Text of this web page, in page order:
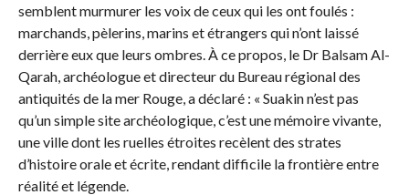
semblent murmurer les voix de ceux qui les ont foulés :
marchands, pèlerins, marins et étrangers qui n’ont laissé
derrière eux que leurs ombres. À ce propos, le Dr Balsam Al-
Qarah, archéologue et directeur du Bureau régional des
antiquités de la mer Rouge, a déclaré : « Suakin n’est pas
qu’un simple site archéologique, c’est une mémoire vivante,
une ville dont les ruelles étroites recèlent des strates
d’histoire orale et écrite, rendant difficile la frontière entre
réalité et légende.